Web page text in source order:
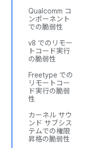
Qualcomm コ
ンポーネント
での脆弱性
v8 でのリモー
トコード実行
の脆弱性
Freetype での
リモートコー
ド実行の脆弱
性
カーネル サウ
ンド サブシス
テムでの権限
昇格の脆弱性